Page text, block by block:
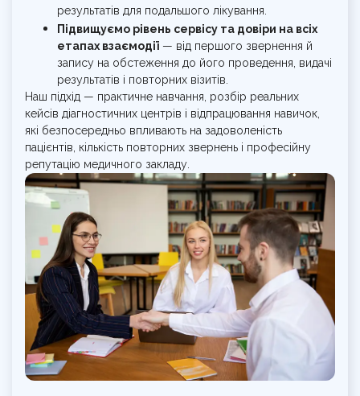
результатів для подальшого лікування.
Підвищуємо рівень сервісу та довіри на всіх
етапах взаємодії — від першого звернення й
запису на обстеження до його проведення, видачі
результатів і повторних візитів.
Наш підхід — практичне навчання, розбір реальних
кейсів діагностичних центрів і відпрацювання навичок,
які безпосередньо впливають на задоволеність
пацієнтів, кількість повторних звернень і професійну
репутацію медичного закладу.